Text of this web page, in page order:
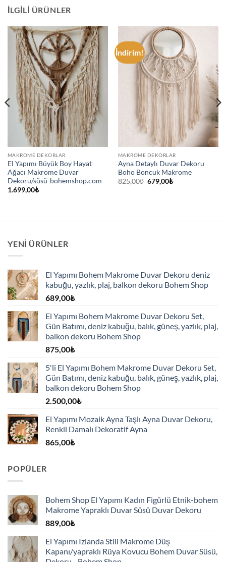
İLGILI ÜRÜNLER
MAKROME DEKORLAR
El Yapımı Büyük Boy Hayat
Ağacı Makrome Duvar
Dekoru/süsü-bohemshop.com
1.699,00₺
İndirim!
MAKROME DEKORLAR
Ayna Detaylı Duvar Dekoru
Boho Boncuk Makrome
825,00₺ Orijinal
fiyat:
679,00₺Şu
YENI ÜRÜNLER
El Yapımı Bohem Makrome Duvar Dekoru deniz
kabuğu, yazlık, plaj, balkon dekoru Bohem Shop
689,00₺
El Yapımı Bohem Makrome Duvar Dekoru Set,
Gün Batımı, deniz kabuğu, balık, güneş, yazlık, plaj,
balkon dekoru Bohem Shop
875,00₺
5'li El Yapımı Bohem Makrome Duvar Dekoru Set,
Gün Batımı, deniz kabuğu, balık, güneş, yazlık, plaj,
balkon dekoru Bohem Shop
2.500,00₺
El Yapımı Mozaik Ayna Taşlı Ayna Duvar Dekoru,
Renkli Damalı Dekoratif Ayna
865,00₺
POPÜLER
Bohem Shop El Yapımı Kadın Figürlü Etnik-bohem
Makrome Yapraklı Duvar Süsü Duvar Dekoru
889,00₺
El Yapımı Izlanda Stili Makrome Düş
Kapanı/yapraklı Rüya Kovucu Bohem Duvar Süsü,